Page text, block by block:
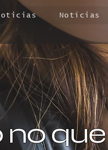
Notícias
no que